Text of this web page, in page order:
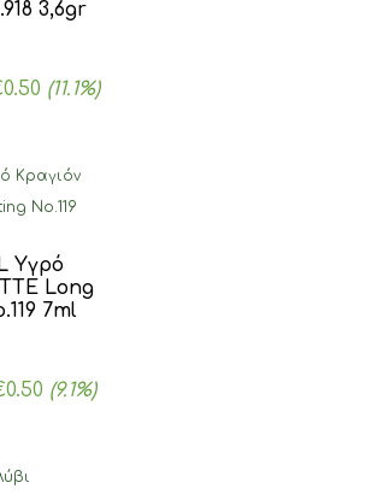
3,6gr
0.50 (11.1%)
Υγρό
Long
7ml
0.50 (9.1%)